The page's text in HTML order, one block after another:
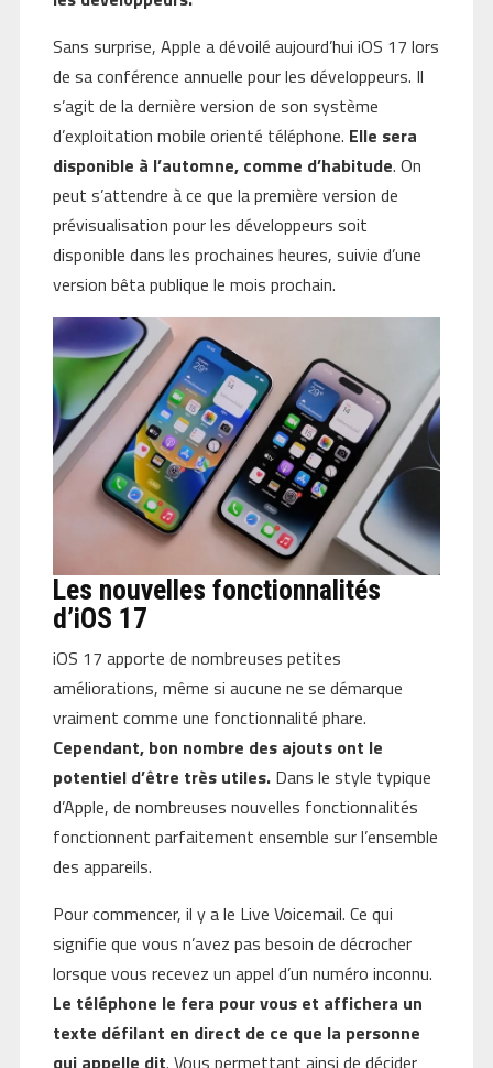
Sans surprise, Apple a dévoilé aujourd’hui iOS 17 lors
de sa conférence annuelle pour les développeurs. Il
s’agit de la dernière version de son système
d’exploitation mobile orienté téléphone. Elle sera
disponible à l’automne, comme d’habitude. On
peut s’attendre à ce que la première version de
prévisualisation pour les développeurs soit
disponible dans les prochaines heures, suivie d’une
version bêta publique le mois prochain.
Les nouvelles fonctionnalités
d’iOS 17
iOS 17 apporte de nombreuses petites
améliorations, même si aucune ne se démarque
vraiment comme une fonctionnalité phare.
Cependant, bon nombre des ajouts ont le
potentiel d’être très utiles.Dans le style typique
d’Apple, de nombreuses nouvelles fonctionnalités
fonctionnent parfaitement ensemble sur l’ensemble
des appareils.
Pour commencer, il y a le Live Voicemail. Ce qui
signifie que vous n’avez pas besoin de décrocher
lorsque vous recevez un appel d’un numéro inconnu.
Le téléphone le fera pour vous et affichera un
texte défilant en direct de ce que la personne